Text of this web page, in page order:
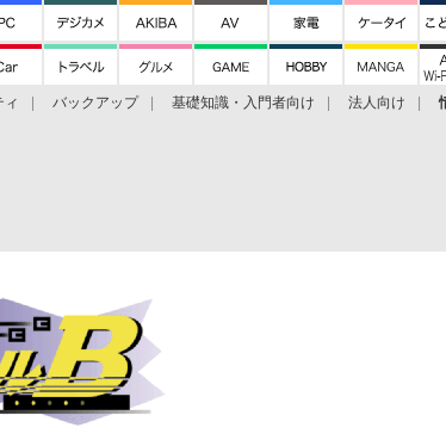
ィ バックアップ 基礎知識・入門者向け 法人向け